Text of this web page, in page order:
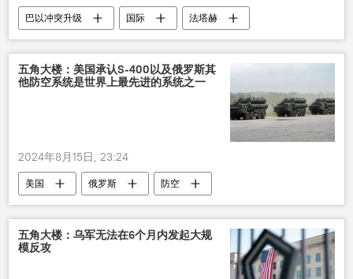
巴以冲突升级 国际
法塔赫
巴勒斯坦
美国 以色列
五角大楼：美国承认S-400以及俄罗斯其
他防空系统是世界上最先进的系统之一
2024年8月15日, 23:24
美国 俄罗斯 防空
五角大楼：乌军无法在6个月内发起大规
模反攻